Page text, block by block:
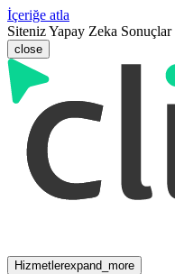
İçeriğe atla
Siteniz Yapay Zeka Sonuçlar
close
Hizmetlerexpand_more